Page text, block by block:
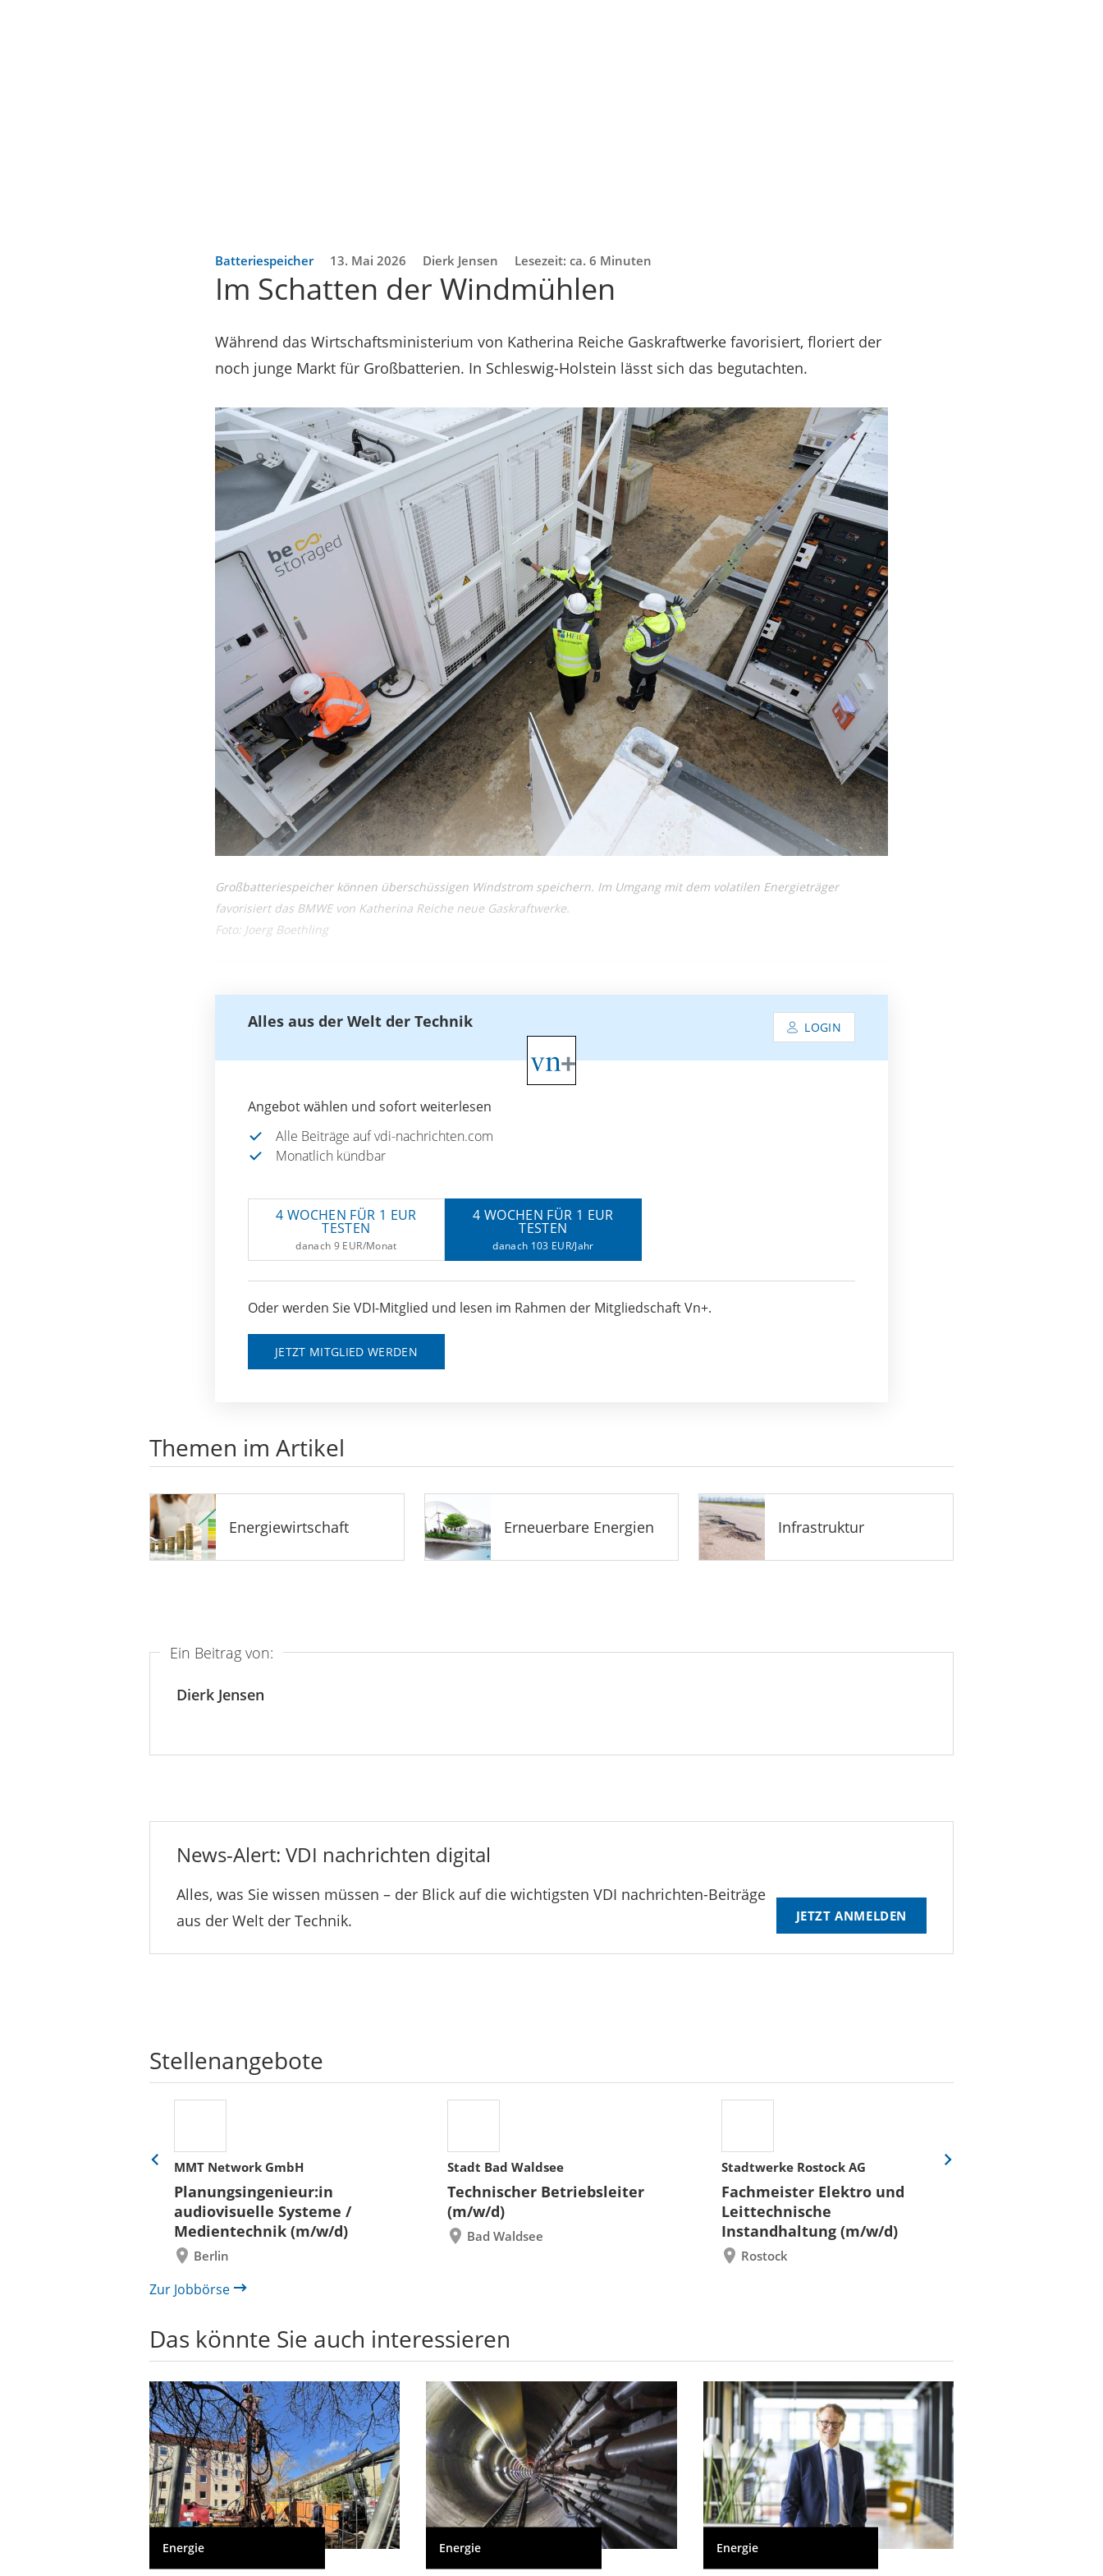
Batteriespeicher 13. Mai 2026 Dierk Jensen Lesezeit: ca. 6 Minuten
Im Schatten der Windmühlen
Während das Wirtschaftsministerium von Katherina Reiche Gaskraftwerke favorisiert, floriert der
noch junge Markt für Großbatterien. In Schleswig-Holstein lässt sich das begutachten.
Großbatteriespeicher können überschüssigen Windstrom speichern. Im Umgang mit dem volatilen Energieträger
favorisiert das BMWE von Katherina Reiche neue Gaskraftwerke.
Foto: Joerg Boethling
Alles aus der Welt der Technik LOGIN
Angebot wählen und sofort weiterlesen
Alle Beiträge auf vdi-nachrichten.com
Monatlich kündbar
4 WOCHEN FÜR 1 EUR
TESTEN
danach 9 EUR/Monat
4 WOCHEN FÜR 1 EUR
TESTEN
danach 103 EUR/Jahr
Oder werden Sie VDI-Mitglied und lesen im Rahmen der Mitgliedschaft Vn+.
JETZT MITGLIED WERDEN
Themen im Artikel
Energiewirtschaft Erneuerbare Energien Infrastruktur
Ein Beitrag von:
Dierk Jensen
News-Alert: VDI nachrichten digital
Alles, was Sie wissen müssen – der Blick auf die wichtigsten VDI nachrichten-Beiträge
aus der Welt der Technik.
JETZT ANMELDEN
Stellenangebote
MMT Network GmbH
Planungsingenieur:in
audiovisuelle Systeme /
Medientechnik (m/w/d)
Berlin
Stadt Bad Waldsee
Technischer Betriebsleiter
(m/w/d)
Bad Waldsee
Stadtwerke Rostock AG
Fachmeister Elektro und
Leittechnische
Instandhaltung (m/w/d)
Rostock
Eine
zurück
Eine
Zur Jobbörse
Das könnte Sie auch interessieren
Energie Energie Energie